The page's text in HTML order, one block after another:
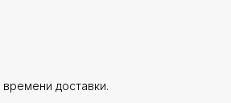
времени доставки.